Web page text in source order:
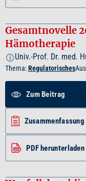
Gesamtnovelle
Hämotherapie
i Univ.-Prof. Dr. med.
Thema:Regulatorisches
Zum Beitrag
Zusammenfassung
PDF herunterladen